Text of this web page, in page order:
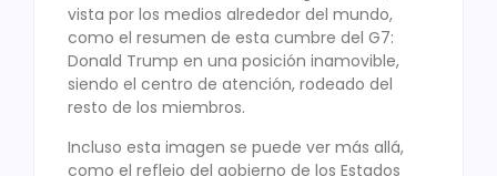
vista por los medios alrededor del mundo,
como el resumen de esta cumbre del G7:
Donald Trump en una posición inamovible,
siendo el centro de atención, rodeado del
resto de los miembros.
Incluso esta imagen se puede ver más allá,
como el reflejo del gobierno de los Estados